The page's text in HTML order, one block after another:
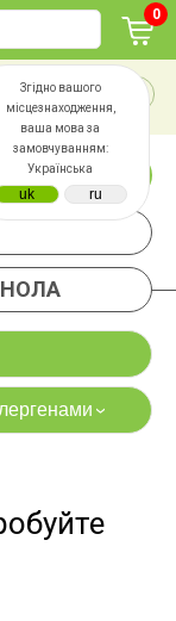
Згідно вашого
місцезнаходження,
ваша мова за
замовчуванням:
Українська
0
›